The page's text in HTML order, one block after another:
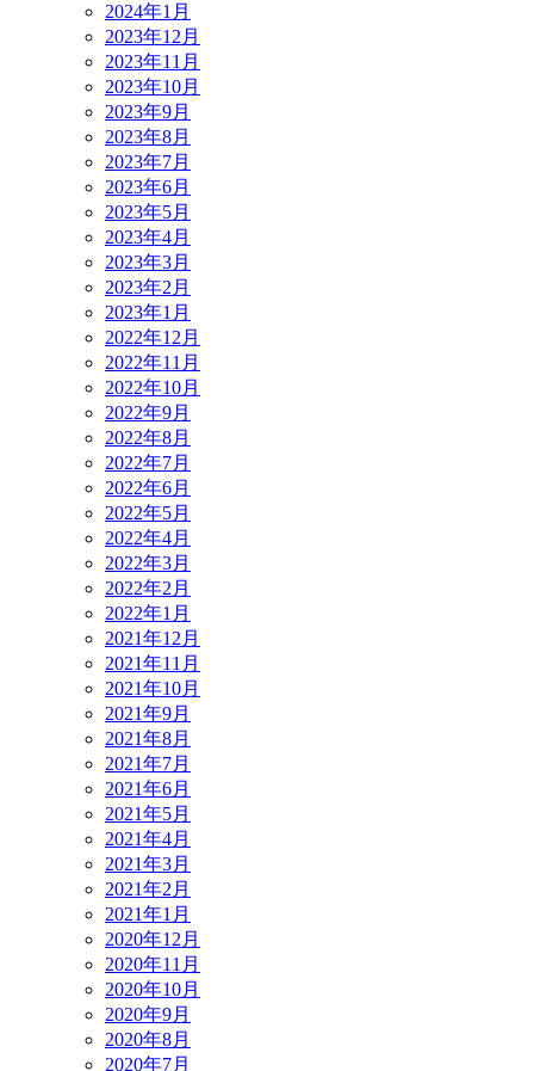
2024年1月
2023年12月
2023年11月
2023年10月
2023年9月
2023年8月
2023年7月
2023年6月
2023年5月
2023年4月
2023年3月
2023年2月
2023年1月
2022年12月
2022年11月
2022年10月
2022年9月
2022年8月
2022年7月
2022年6月
2022年5月
2022年4月
2022年3月
2022年2月
2022年1月
2021年12月
2021年11月
2021年10月
2021年9月
2021年8月
2021年7月
2021年6月
2021年5月
2021年4月
2021年3月
2021年2月
2021年1月
2020年12月
2020年11月
2020年10月
2020年9月
2020年8月
2020年7月